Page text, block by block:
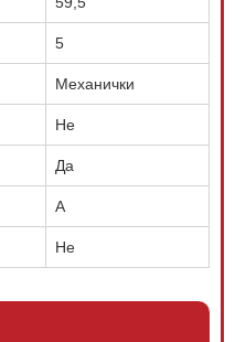
5
Механички
Не
Да
А
Не